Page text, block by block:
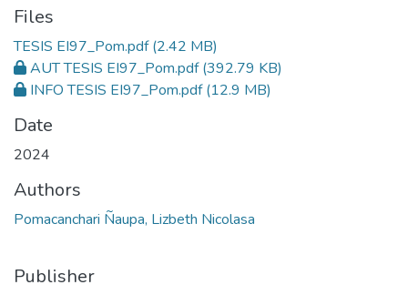
Files
TESIS EI97_Pom.pdf(2.42 MB)
AUT TESIS EI97_Pom.pdf(392.79 KB)
INFO TESIS EI97_Pom.pdf(12.9 MB)
Date
2024
Authors
Pomacanchari Ñaupa, Lizbeth Nicolasa
Publisher